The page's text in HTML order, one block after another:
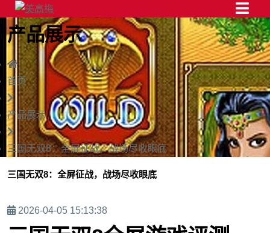
产品展示
首页
产品展示
三国无双8：全屏征战，战场尽收眼底
三国无双8：全屏征战，战场尽收眼底
2026-04-05 15:13:38